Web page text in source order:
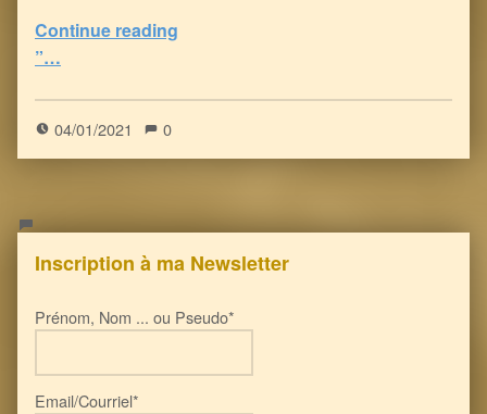
Continue reading
”…
04/01/2021 0
Inscription à ma Newsletter
Prénom, Nom ... ou Pseudo*
Email/Courriel*